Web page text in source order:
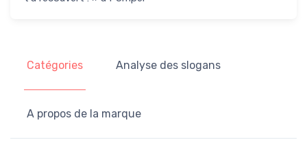
Catégories Analyse des slogans
A propos de la marque